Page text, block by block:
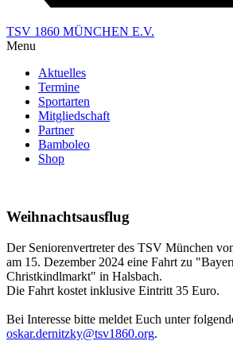
TSV 1860 MÜNCHEN E.V.
Menu
Aktuelles
Termine
Sportarten
Mitgliedschaft
Partner
Bamboleo
Shop
Weihnachtsausflug
Der Seniorenvertreter des TSV München
am 15. Dezember 2024 eine Fahrt zu
Christkindlmarkt" in Halsbach.
Die Fahrt kostet inklusive Eintritt 35 Euro.
Bei Interesse bitte meldet Euch unter
oskar.dernitzky@tsv1860.org.